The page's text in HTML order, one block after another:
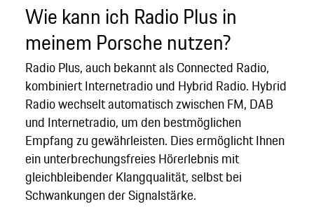
Wie kann ich Radio Plus in
meinem Porsche nutzen?
Radio Plus, auch bekannt als Connected Radio,
kombiniert Internetradio und Hybrid Radio. Hybrid
Radio wechselt automatisch zwischen FM, DAB
und Internetradio, um den bestmöglichen
Empfang zu gewährleisten. Dies ermöglicht Ihnen
ein unterbrechungsfreies Hörerlebnis mit
gleichbleibender Klangqualität, selbst bei
Schwankungen der Signalstärke.